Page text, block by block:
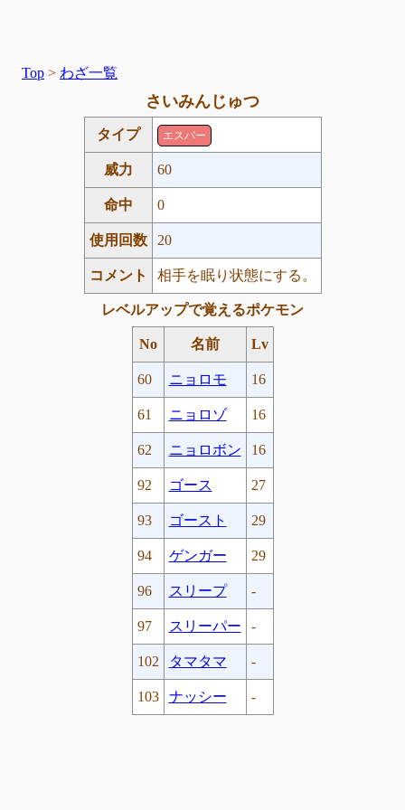
Top > わざ一覧
さいみんじゅつ
タイプ エスパー
威力 60
命中 0
使用回数 20
コメント 相手を眠り状態にする。
レベルアップで覚えるポケモン
No 名前 Lv
60 ニョロモ 16
61 ニョロゾ 16
62 ニョロボン 16
92 ゴース 27
93 ゴースト 29
94 ゲンガー 29
96 スリープ -
97 スリーパー -
102 タマタマ -
103 ナッシー -